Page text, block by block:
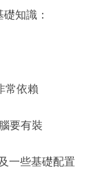
知識：
常依賴
要有裝
一些基礎配置